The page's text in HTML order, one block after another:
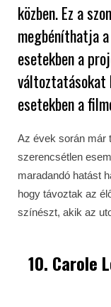
közben. Ez a
megbéníthatja
esetekben a
változtatásokat
esetekben a
Az évek során már
szerencsétlen
maradandó hatást
hogy távoztak az
színészt, akik az
10. Carole